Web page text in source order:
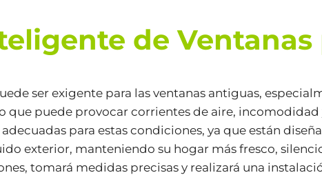
de Ventanas
ser exigente para las ventanas antiguas,
que puede provocar corrientes de aire,
para estas condiciones, ya que están
exterior, manteniendo su hogar más fresco,
tomará medidas precisas y realizará una